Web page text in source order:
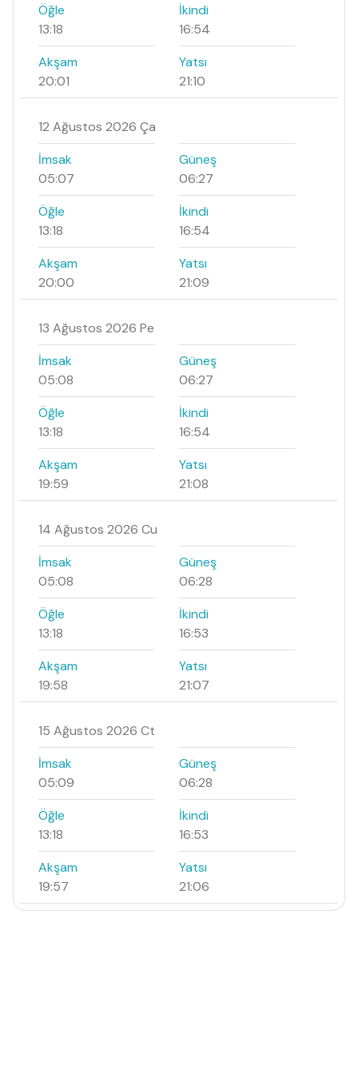
Öğle
13:18
İkindi
16:54
Akşam
20:01
Yatsı
21:10
12 Ağustos 2026 Ça
İmsak
05:07
Güneş
06:27
Öğle
13:18
İkindi
16:54
Akşam
20:00
Yatsı
21:09
13 Ağustos 2026 Pe
İmsak
05:08
Güneş
06:27
Öğle
13:18
İkindi
16:54
Akşam
19:59
Yatsı
21:08
14 Ağustos 2026 Cu
İmsak
05:08
Güneş
06:28
Öğle
13:18
İkindi
16:53
Akşam
19:58
Yatsı
21:07
15 Ağustos 2026 Ct
İmsak
05:09
Güneş
06:28
Öğle
13:18
İkindi
16:53
Akşam
19:57
Yatsı
21:06